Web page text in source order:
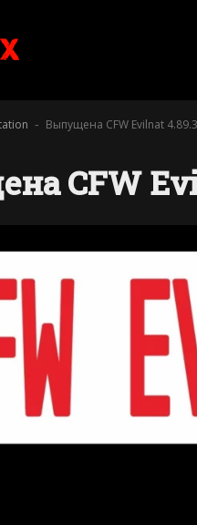
- Выпущена CFW Evilnat
CFW